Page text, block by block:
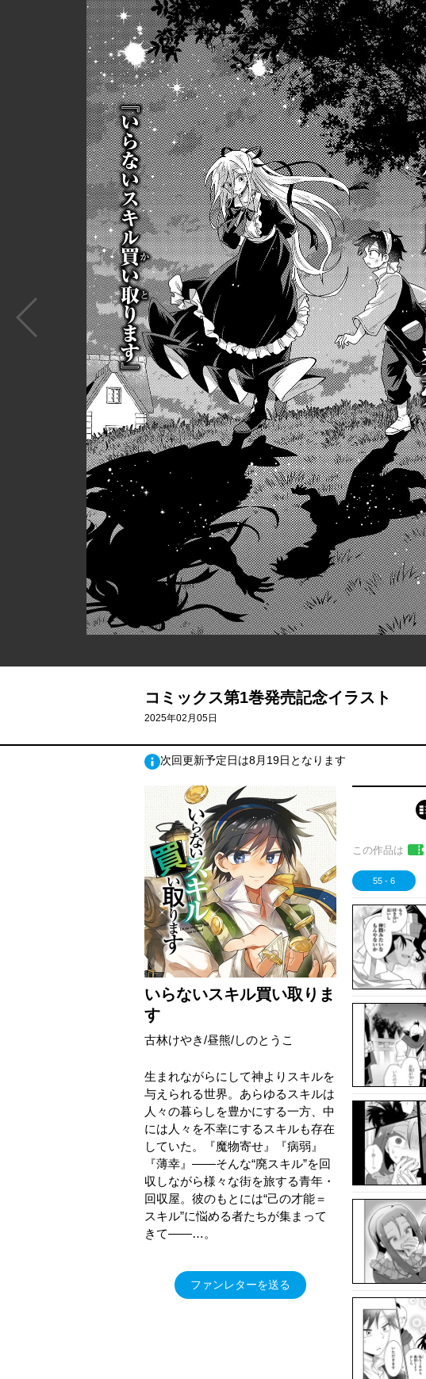
コミックス第1巻発売記念イラスト
2025年02月05日
次回更新予定日は8月19日となります
いらないスキル買い取りま
す
古林けやき/昼熊/しのとうこ
生まれながらにして神よりスキルを
与えられる世界。あらゆるスキルは
人々の暮らしを豊かにする一方、中
には人々を不幸にするスキルも存在
していた。『魔物寄せ』『病弱』
『薄幸』――そんな“廃スキル”を回
収しながら様々な街を旅する青年・
回収屋。彼のもとには“己の才能＝
スキル”に悩める者たちが集まって
きて――…。
ファンレターを送る
この作品は
55 - 6